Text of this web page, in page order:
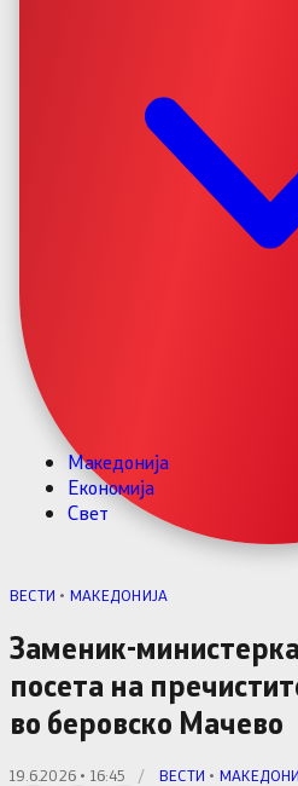
Македонија
Економија
Свет
ВЕСТИ • МАКЕДОНИЈА
Заменик-
посета на
во беровско Мачево
19.6.2026 • 16:45 / ВЕСТИ •